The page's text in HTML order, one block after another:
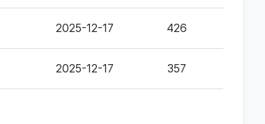
2025-12-17 426
2025-12-17 357